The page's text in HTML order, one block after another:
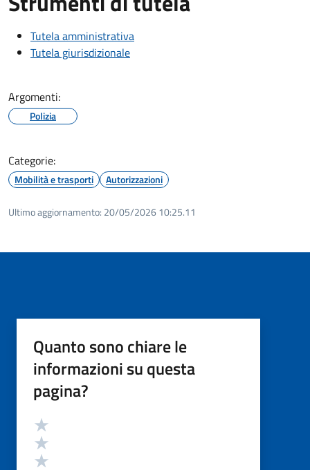
Tutela amministrativa
Tutela giurisdizionale
Argomenti:
Polizia
Categorie:
Mobilità e trasporti Autorizzazioni
Ultimo aggiornamento: 20/05/2026 10:25.11
Quanto sono chiare le
informazioni su questa
pagina?
Valutazione